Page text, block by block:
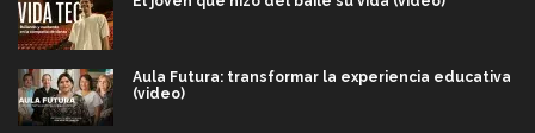
Aula Futura: transformar la experiencia educativa
(video)